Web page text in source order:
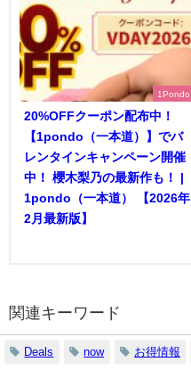
1Pondo
20%OFFクーポン配布中！
【1pondo（一本道）】でバ
レンタインキャンペーン開催
中！ 櫻木梨乃の最新作も！ |
1pondo（一本道） 【2026年
2月最新版】
関連キーワード
Deals now お得情報